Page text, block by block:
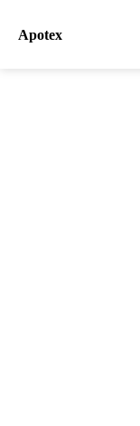
Apotex